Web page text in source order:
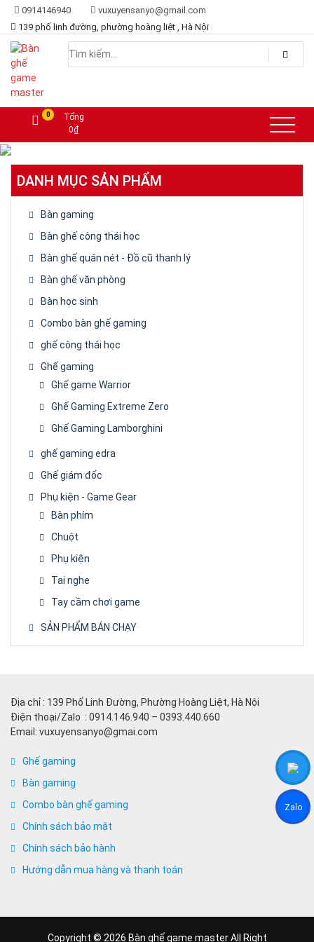
0914146940
vuxuyensanyo@gmail.com
139 phố linh đường, phường hoàng liệt , Hà Nội
Bàn ghế game master
Lựa chọn hoàn hảo dành cho game thủ
0
Tổng
0₫
DANH MỤC SẢN PHẨM
Bàn gaming
Bàn ghế công thái học
Bàn ghế quán nét - Đồ cũ thanh lý
Bàn ghế văn phòng
Bàn học sinh
Combo bàn ghế gaming
ghế công thái học
Ghế gaming
Ghế game Warrior
Ghế Gaming Extreme Zero
Ghế Gaming Lamborghini
ghế gaming edra
Ghế giám đốc
Phụ kiện - Game Gear
Bàn phím
Chuột
Phụ kiện
Tai nghe
Tay cầm chơi game
SẢN PHẨM BÁN CHẠY
Địa chỉ : 139 Phố Linh Đường, Phường Hoàng Liệt, Hà Nội
Điện thoại/Zalo : 0914.146.940 – 0393.440.660
Email: vuxuyensanyo@gmai.com
Ghế gaming
Bàn gaming
Combo bàn ghế gaming
Chính sách bảo mật
Chính sách bảo hành
Hướng dẫn mua hàng và thanh toán
Copyright © 2026 Bàn ghế game master All Right
Zalo